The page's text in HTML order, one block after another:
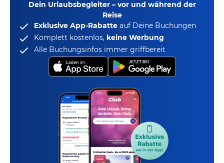
Dein Urlaubsbegleiter – vor und während der
Reise
Exklusive App-Rabatte auf Deine Buchungen
Komplett kostenlos, keine Werbung
Alle Buchungsinfos immer griffbereit